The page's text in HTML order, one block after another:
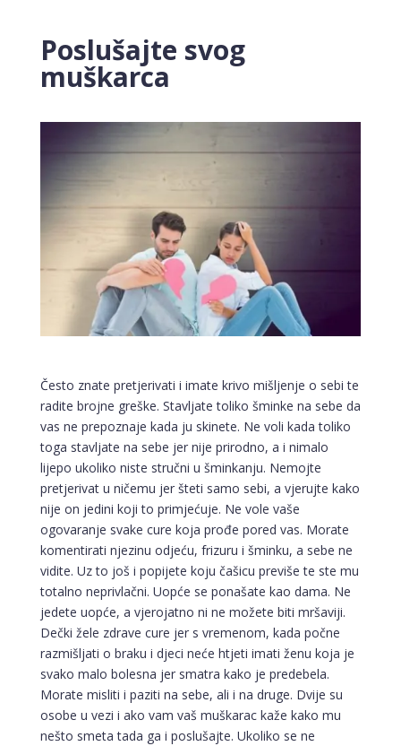
Poslušajte svog
muškarca
Često znate pretjerivati i imate krivo mišljenje o sebi te
radite brojne greške. Stavljate toliko šminke na sebe da
vas ne prepoznaje kada ju skinete. Ne voli kada toliko
toga stavljate na sebe jer nije prirodno, a i nimalo
lijepo ukoliko niste stručni u šminkanju. Nemojte
pretjerivat u ničemu jer šteti samo sebi, a vjerujte kako
nije on jedini koji to primjećuje. Ne vole vaše
ogovaranje svake cure koja prođe pored vas. Morate
komentirati njezinu odjeću, frizuru i šminku, a sebe ne
vidite. Uz to još i popijete koju čašicu previše te ste mu
totalno neprivlačni. Uopće se ponašate kao dama. Ne
jedete uopće, a vjerojatno ni ne možete biti mršaviji.
Dečki žele zdrave cure jer s vremenom, kada počne
razmišljati o braku i djeci neće htjeti imati ženu koja je
svako malo bolesna jer smatra kako je predebela.
Morate misliti i paziti na sebe, ali i na druge. Dvije su
osobe u vezi i ako vam vaš muškarac kaže kako mu
nešto smeta tada ga i poslušajte. Ukoliko se ne